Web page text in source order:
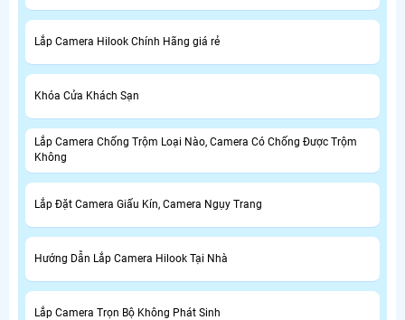
Lắp Camera Hilook Chính Hãng giá rẻ
Khóa Cửa Khách Sạn
Lắp Camera Chống Trộm Loại Nào, Camera Có Chống Được Trộm
Không
Lắp Đặt Camera Giấu Kín, Camera Ngụy Trang
Hướng Dẫn Lắp Camera Hilook Tại Nhà
Lắp Camera Trọn Bộ Không Phát Sinh